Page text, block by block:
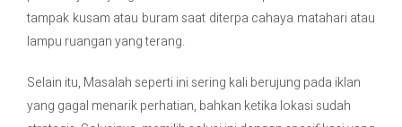
tampak kusam atau buram saat diterpa cahaya matahari atau
lampu ruangan yang terang.
Selain itu, Masalah seperti ini sering kali berujung pada iklan
yang gagal menarik perhatian, bahkan ketika lokasi sudah